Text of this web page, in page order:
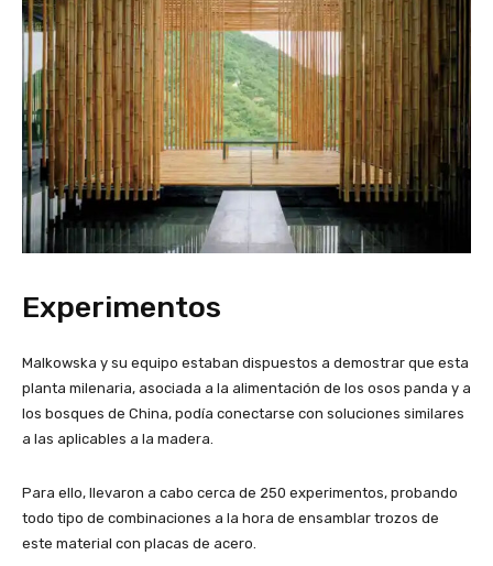
Experimentos
Malkowska y su equipo estaban dispuestos a demostrar que esta
planta milenaria, asociada a la alimentación de los osos panda y a
los bosques de China, podía conectarse con soluciones similares
a las aplicables a la madera.
Para ello, llevaron a cabo cerca de 250 experimentos, probando
todo tipo de combinaciones a la hora de ensamblar trozos de
este material con placas de acero.